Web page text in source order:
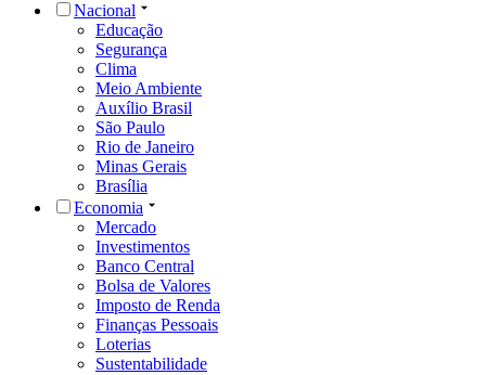
Nacional
Educação
Segurança
Clima
Meio Ambiente
Auxílio Brasil
São Paulo
Rio de Janeiro
Minas Gerais
Brasília
Economia
Mercado
Investimentos
Banco Central
Bolsa de Valores
Imposto de Renda
Finanças Pessoais
Loterias
Sustentabilidade